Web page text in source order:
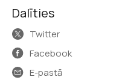
Dalīties
Twitter
Facebook
E-pastā